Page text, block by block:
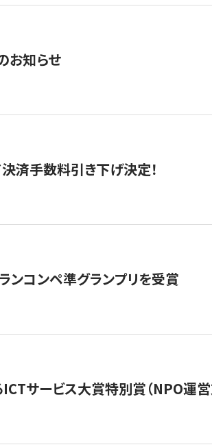
お知らせ
済手数料引き下げ決定！
ンコンペ準グランプリを受賞
サービス大賞特別賞（NPO運